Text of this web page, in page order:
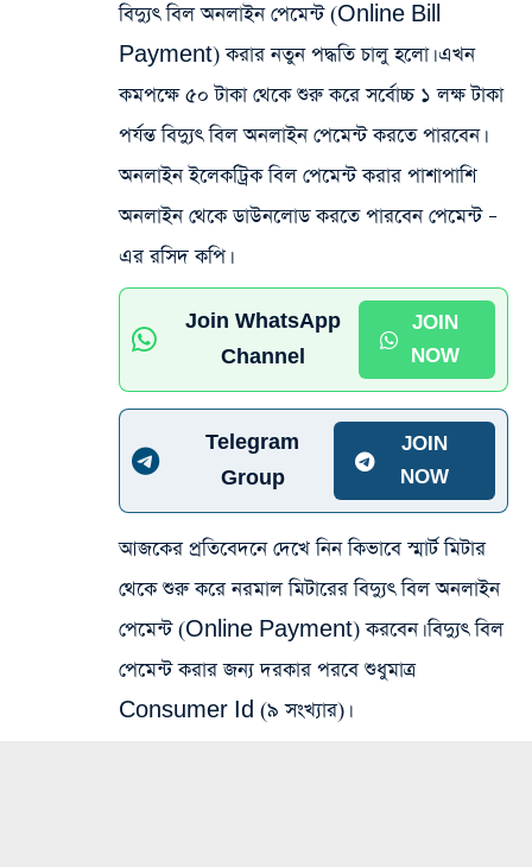
বিদ্যুৎ বিল অনলাইন পেমেন্ট (Online Bill
Payment) করার নতুন পদ্ধতি চালু হলো। এখন
কমপক্ষে ৫০ টাকা থেকে শুরু করে সর্বোচ্চ ১ লক্ষ টাকা
পর্যন্ত বিদ্যুৎ বিল অনলাইন পেমেন্ট করতে পারবেন।
অনলাইন ইলেকট্রিক বিল পেমেন্ট করার পাশাপাশি
অনলাইন থেকে ডাউনলোড করতে পারবেন পেমেন্ট –
এর রসিদ কপি।
Join WhatsApp
Channel
JOIN
NOW
Telegram
Group
JOIN
NOW
আজকের প্রতিবেদনে দেখে নিন কিভাবে স্মার্ট মিটার
থেকে শুরু করে নরমাল মিটারের বিদ্যুৎ বিল অনলাইন
পেমেন্ট (Online Payment) করবেন। বিদ্যুৎ বিল
পেমেন্ট করার জন্য দরকার পরবে শুধুমাত্র
Consumer Id (৯ সংখ্যার)।